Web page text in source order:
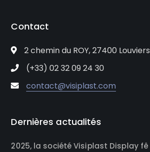
Contact
2 chemin du ROY, 27400 Louviers
(+33) 02 32 09 24 30
contact@visiplast.com
Dernières actualités
2025, la société Visiplast Display fê